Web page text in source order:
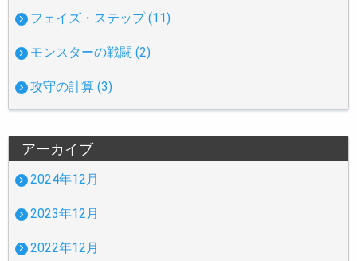
フェイズ・ステップ (11)
モンスターの戦闘 (2)
攻守の計算 (3)
アーカイブ
2024年12月
2023年12月
2022年12月